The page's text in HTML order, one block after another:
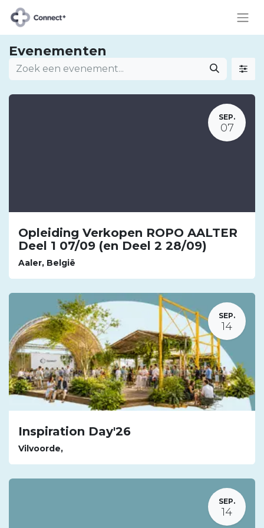
Evenementen
SEP.
07
Opleiding Verkopen ROPO AALTER
Deel 1 07/09 (en Deel 2 28/09)
Aaler, België
SEP.
14
Inspiration Day'26
Vilvoorde,
SEP.
14